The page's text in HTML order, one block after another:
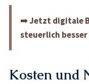
➡️Jetzt digitale
steuerlich
Kosten und